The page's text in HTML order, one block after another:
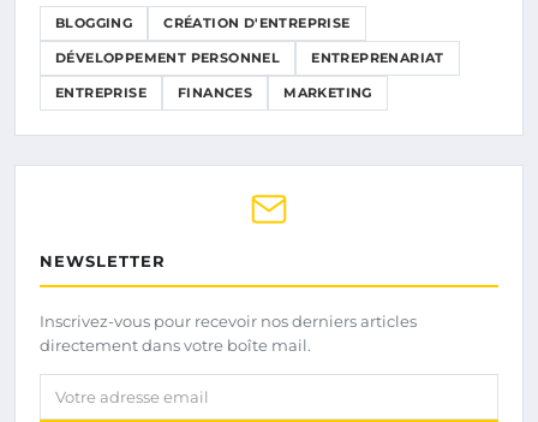
BLOGGING CRÉATION D'ENTREPRISE
DÉVELOPPEMENT PERSONNEL ENTREPRENARIAT
ENTREPRISE FINANCES MARKETING
NEWSLETTER
Inscrivez-vous pour recevoir nos derniers articles
directement dans votre boîte mail.
Votre adresse email